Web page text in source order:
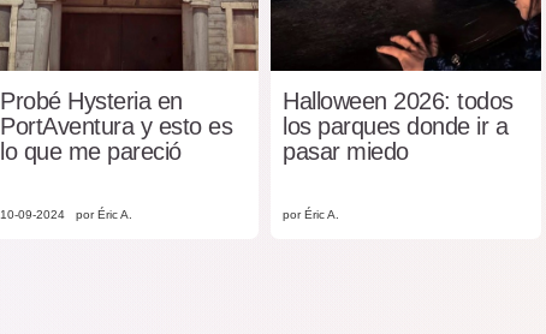
Probé Hysteria en
PortAventura y esto es
lo que me pareció
10-09-2024 por Éric A.
Halloween 2026: todos
los parques donde ir a
pasar miedo
por Éric A.